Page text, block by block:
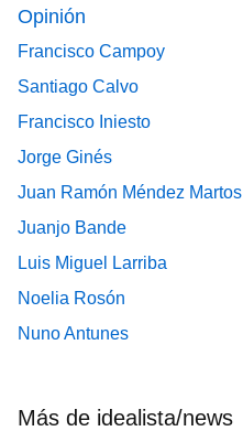
Opinión
Francisco Campoy
Santiago Calvo
Francisco Iniesto
Jorge Ginés
Juan Ramón Méndez Martos
Juanjo Bande
Luis Miguel Larriba
Noelia Rosón
Nuno Antunes
Más de idealista/news